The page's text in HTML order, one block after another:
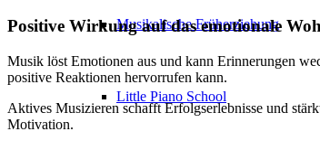
Musikalische Früherziehung
Little Piano School
Positive Wirkung auf das emotionale
Musik löst Emotionen aus und kann Erinnerungen
positive Reaktionen hervorrufen kann.
Aktives Musizieren schafft Erfolgserlebnisse und
Motivation.